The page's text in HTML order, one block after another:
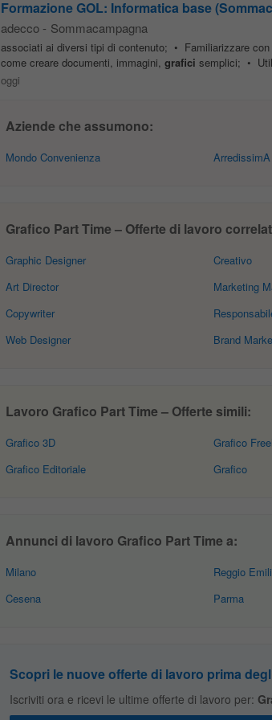
Formazione GOL: Informatica base
adecco - Sommacampagna
associati ai diversi tipi di contenuto; • Familiarizzare
come creare documenti, immagini, grafici semplici; •
oggi
Aziende che assumono:
Mondo Convenienza ArredissimA
Grafico Part Time – Offerte di lavoro
Graphic Designer
Art Director
Copywriter
Web Designer
Creativo
Marketing
Brand
Lavoro Grafico Part Time – Offerte simili:
Grafico 3D
Grafico Editoriale
Grafico
Grafico
Annunci di lavoro Grafico Part Time a:
Milano
Cesena
Reggio
Parma
Scopri le nuove offerte di lavoro prima
Iscriviti ora e ricevi le ultime offerte di lavoro per: